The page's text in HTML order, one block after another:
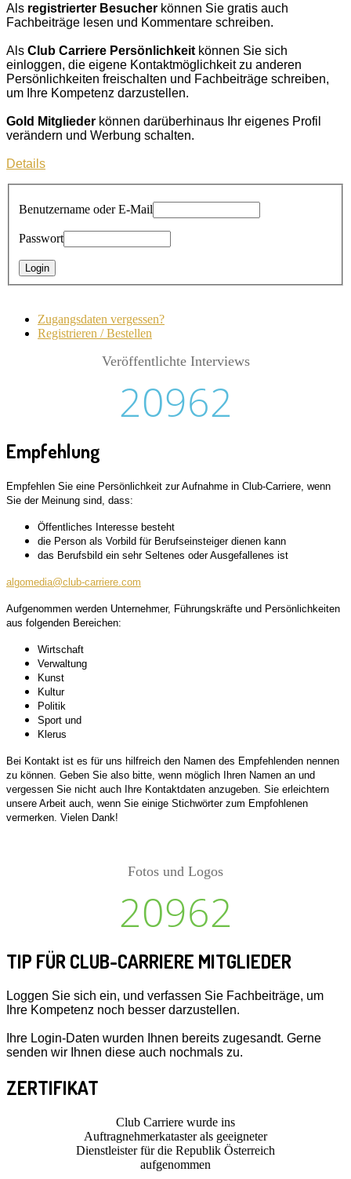
Als registrierter Besucher können Sie gratis auch
Fachbeiträge lesen und Kommentare schreiben.
Als Club Carriere Persönlichkeit können Sie sich
einloggen, die eigene Kontaktmöglichkeit zu anderen
Persönlichkeiten freischalten und Fachbeiträge schreiben,
um Ihre Kompetenz darzustellen.
Gold Mitglieder können darüberhinaus Ihr eigenes Profil
verändern und Werbung schalten.
Details
Benutzername oder E-Mail
Passwort
Zugangsdaten vergessen?
Registrieren / Bestellen
Veröffentlichte Interviews
20962
Empfehlung
Empfehlen Sie eine Persönlichkeit zur Aufnahme in Club-Carriere, wenn
Sie der Meinung sind, dass:
Öffentliches Interesse besteht
die Person als Vorbild für Berufseinsteiger dienen kann
das Berufsbild ein sehr Seltenes oder Ausgefallenes ist
algomedia@club-carriere.com
Aufgenommen werden Unternehmer, Führungskräfte und Persönlichkeiten
aus folgenden Bereichen:
Wirtschaft
Verwaltung
Kunst
Kultur
Politik
Sport und
Klerus
Bei Kontakt ist es für uns hilfreich den Namen des Empfehlenden nennen
zu können. Geben Sie also bitte, wenn möglich Ihren Namen an und
vergessen Sie nicht auch Ihre Kontaktdaten anzugeben. Sie erleichtern
unsere Arbeit auch, wenn Sie einige Stichwörter zum Empfohlenen
vermerken. Vielen Dank!
Fotos und Logos
20962
TIP FÜR CLUB-CARRIERE MITGLIEDER
Loggen Sie sich ein, und verfassen Sie Fachbeiträge, um
Ihre Kompetenz noch besser darzustellen.
Ihre Login-Daten wurden Ihnen bereits zugesandt. Gerne
senden wir Ihnen diese auch nochmals zu.
ZERTIFIKAT
Club Carriere wurde ins
Auftragnehmerkataster als geeigneter
Dienstleister für die Republik Österreich
aufgenommen